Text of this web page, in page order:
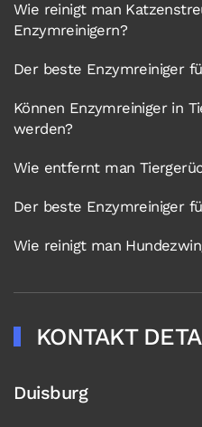
Wie reinigt man
Enzymreinigern?
Der beste Enzymreiniger
Können Enzymreiniger in
werden?
Wie entfernt man
Der beste Enzymreiniger
Wie reinigt man
KONTAKT
Duisburg